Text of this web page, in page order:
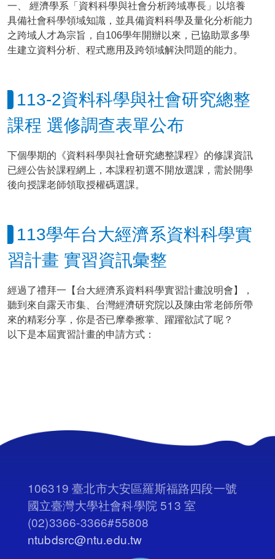
一、 經濟學系「資料科學與社會分析跨域專長」以培養
具備社會科學領域知識，並具備資料科學及量化分析能力
之跨域人才為宗旨，自106學年開辦以來，已協助眾多學
生建立資料分析、程式應用及跨領域解決問題的能力。
113-2資料科學與社會研究總整
課程 選修調查表單公布
下個學期的《資料科學與社會研究總整課程》的修課資訊
已經公告於課程網上，本課程初選不開放選課，需於開學
後向授課老師領取授權碼選課。
113學年台大經濟系資料科學實
習計畫 實習資訊彙整
經過了禮拜一【台大經濟系資料科學實習計畫說明會】，
聽到來自露天市集、台灣經濟研究院以及陳由常老師所帶
來的精彩分享，你是否已摩拳擦掌、躍躍欲試了呢？
以下是本屆實習計畫的申請方式：
106319 臺北市大安區羅斯福路四段一號
國立臺灣大學社會科學院 513 室
(02)3366-3366#55808
ntubdsrc@ntu.edu.tw